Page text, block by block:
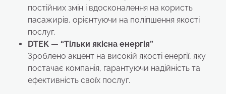
постійних змін і вдосконалення на користь
пасажирів, орієнтуючи на поліпшення якості
послуг.
DTEK — “Тільки якісна енергія”
Зроблено акцент на високій якості енергії, яку
постачає компанія, гарантуючи надійність та
ефективність своїх послуг.